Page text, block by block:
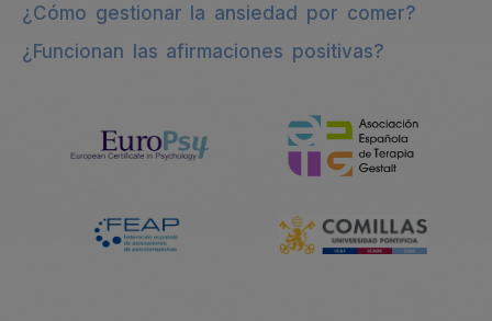
¿Cómo gestionar la ansiedad por comer?
¿Funcionan las afirmaciones positivas?